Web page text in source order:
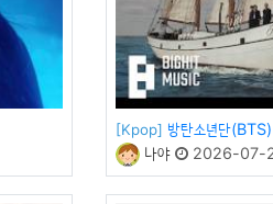
[Kpop] 방탄소년단
나야
2026-07-